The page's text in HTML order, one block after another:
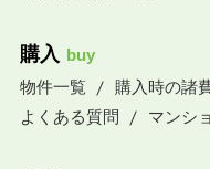
購入 buy
物件一覧
購入時の諸
よくある質問
マンシ